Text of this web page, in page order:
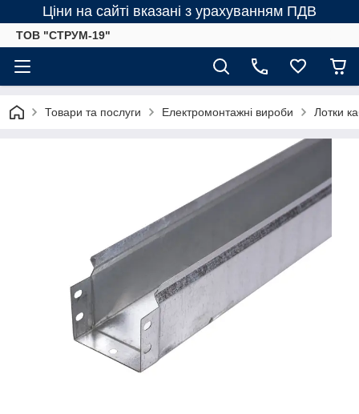
Ціни на сайті вказані з урахуванням ПДВ
ТОВ "СТРУМ-19"
Товари та послуги Електромонтажні вироби Лотки